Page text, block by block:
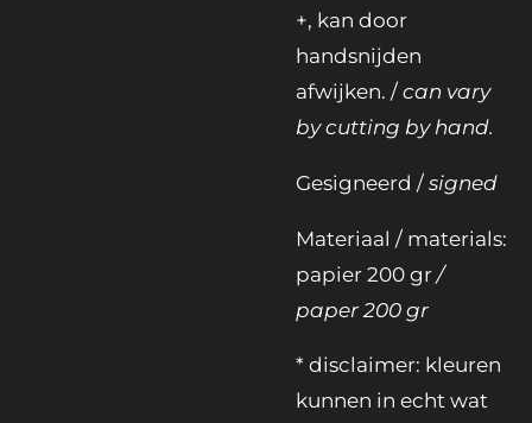
+, kan door
handsnijden
afwijken. / can vary
by cutting by hand.
Gesigneerd / signed
Materiaal / materials:
papier 200 gr /
paper 200 gr
* disclaimer: kleuren
kunnen in echt wat